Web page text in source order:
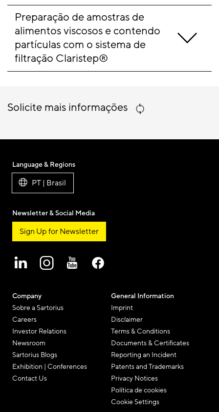
Preparação de amostras de
alimentos viscosos e contendo
partículas com o sistema de
filtração Claristep®
Solicite mais informações
Company
Sobre a Sartorius
Careers
Investor Relations
Newsroom
Sartorius Blogs
Exhibition | Conferences
Contact Us
General Information
Imprint
Disclaimer
Terms & Conditions
Documents & Certificates
Reporting an Incident
Patents and Trademarks
Privacy Notices
Política de cookies
Cookie Settings
Language & Regions
PT | Brasil
Newsletter & Social Media
Sign Up for Newsletter